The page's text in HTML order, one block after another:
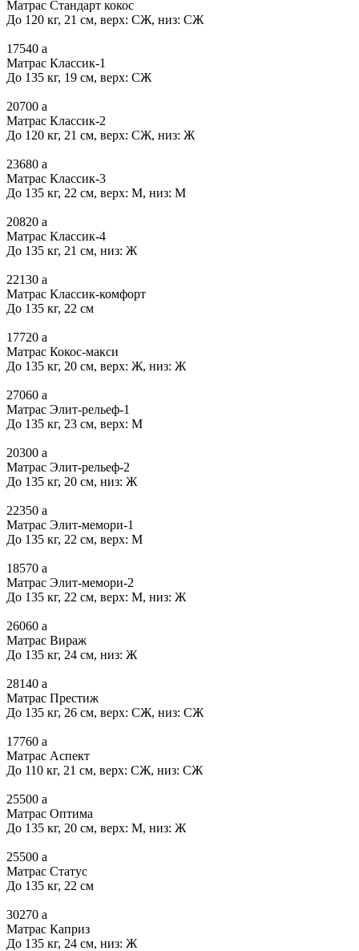
Матрас Стандарт кокос
До 120 кг, 21 см, верх: СЖ, низ: СЖ
17540 a
Матрас Классик-1
До 135 кг, 19 см, верх: СЖ
20700 a
Матрас Классик-2
До 120 кг, 21 см, верх: СЖ, низ: Ж
23680 a
Матрас Классик-3
До 135 кг, 22 см, верх: М, низ: М
20820 a
Матрас Классик-4
До 135 кг, 21 см, низ: Ж
22130 a
Матрас Классик-комфорт
До 135 кг, 22 см
17720 a
Матрас Кокос-макси
До 135 кг, 20 см, верх: Ж, низ: Ж
27060 a
Матрас Элит-рельеф-1
До 135 кг, 23 см, верх: М
20300 a
Матрас Элит-рельеф-2
До 135 кг, 20 см, низ: Ж
22350 a
Матрас Элит-мемори-1
До 135 кг, 22 см, верх: М
18570 a
Матрас Элит-мемори-2
До 135 кг, 22 см, верх: М, низ: Ж
26060 a
Матрас Вираж
До 135 кг, 24 см, низ: Ж
28140 a
Матрас Престиж
До 135 кг, 26 см, верх: СЖ, низ: СЖ
17760 a
Матрас Аспект
До 110 кг, 21 см, верх: СЖ, низ: СЖ
25500 a
Матрас Оптима
До 135 кг, 20 см, верх: М, низ: Ж
25500 a
Матрас Статус
До 135 кг, 22 см
30270 a
Матрас Каприз
До 135 кг, 24 см, низ: Ж